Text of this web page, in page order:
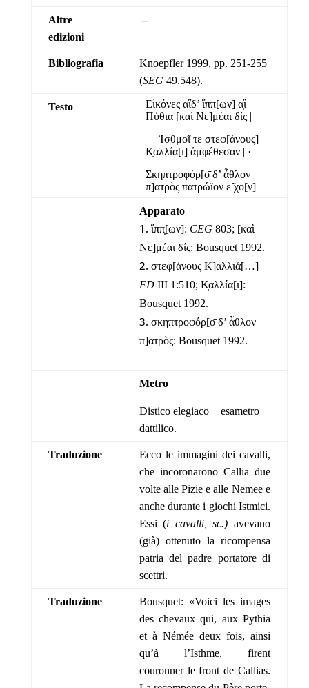
Altre
edizioni
–
Bibliografia
Knoepfler 1999, pp. 251-255
(SEG 49.548).
Testo
Εἰκόνες αἵδ’ ἵππ[ων] α̣ἳ
Πύθια [καὶ Νε]μέαι δίς |
Ἰσθμοῖ τε στεφ[άνους]
Κ̣αλλία[ι] ἀμφέθεσαν | ·
Σκηπτροφόρ[ο̄ δ’ ἆθλον
π]ατρὸς πατρώϊον ε ͂χο[ν]
Apparato
ἵππ̣[ων]: CEG 803; [καὶ
Νε]μέαι δίς: Bousquet 1992.
στεφ[άνους Κ]αλλιά[…]
FDIII 1:510; Κ̣αλλία[ι]:
Bousquet 1992.
σκηπτροφόρ[ο̄ δ’ ἆθλον
π]ατρὸς: Bousquet 1992.
Metro
Distico elegiaco + esametro
dattilico.
Traduzione
Ecco le immagini dei cavalli,
che incoronarono Callia due
volte alle Pizie e alle Nemee e
anche durante i giochi Istmici.
Essi (i cavalli, sc.) avevano
(già) ottenuto la ricompensa
patria del padre portatore di
scettri.
Traduzione
Bousquet: «Voici les images
des chevaux qui, aux Pythia
et à Némée deux fois, ainsi
qu’à l’Isthme, firent
couronner le front de Callias.